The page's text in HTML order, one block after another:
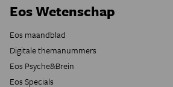
Eos Wetenschap
Eos maandblad
Digitale themanummers
Eos Psyche&Brein
Eos Specials